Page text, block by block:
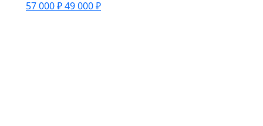
57 000 ₽49 000 ₽